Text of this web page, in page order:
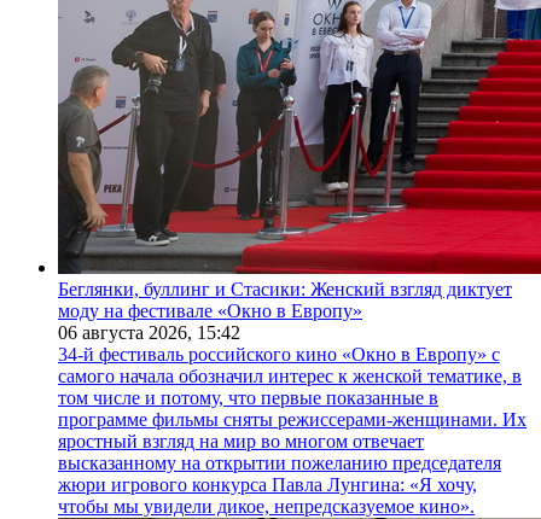
Беглянки, буллинг и Стасики: Женский взгляд диктует
моду на фестивале «Окно в Европу»
06 августа 2026, 15:42
34-й фестиваль российского кино «Окно в Европу» с
самого начала обозначил интерес к женской тематике, в
том числе и потому, что первые показанные в
программе фильмы сняты режиссерами-женщинами. Их
яростный взгляд на мир во многом отвечает
высказанному на открытии пожеланию председателя
жюри игрового конкурса Павла Лунгина: «Я хочу,
чтобы мы увидели дикое, непредсказуемое кино».